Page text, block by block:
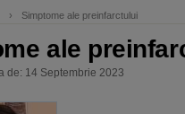
› Simptome ale preinfarctului
ale
de: 14 Septembrie 2023